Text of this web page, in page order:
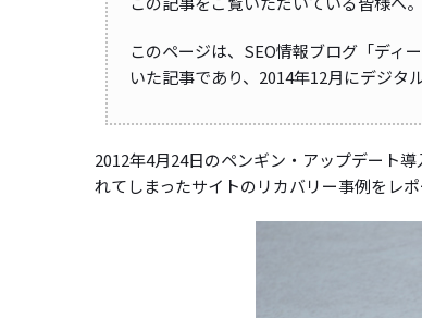
このページは、SEO情報ブログ「ディ
いた記事であり、2014年12月にデジタ
2012年4月24日のペンギン・アップデート
れてしまったサイトのリカバリー事例をレポ